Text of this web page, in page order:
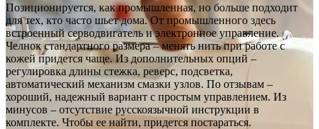
Позиционируется, как промышленная, но больше подходит
для тех, кто часто шьет дома. От промышленного здесь
встроенный серводвигатель и электронное управление.
Челнок стандартного размера – менять нить при работе с
кожей придется чаще. Из дополнительных опций –
регулировка длины стежка, реверс, подсветка,
автоматический механизм смазки узлов. По отзывам –
хороший, надежный вариант с простым управлением. Из
минусов – отсутствие русскоязычной инструкции в
комплекте. Чтобы ее найти, придется постараться.